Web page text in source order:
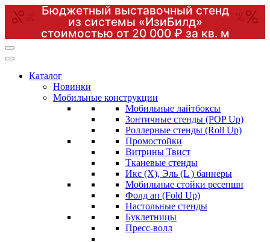
Бюджетный выставочный стенд
из системы «ИзиБилд»
стоимостью от 20 000 ₽ за кв. м
Перейти
к
(нажмитеКаталог
Новинки
Мобильные конструкции
Мобильные лайтбоксы
Зонтичные стенды (POP Up)
Роллерные стенды (Roll Up)
Промостойки
Витрины Твист
Тканевые стенды
Икс (X), Эль (L ) баннеры
Мобильные стойки ресепшн
Фолд ап (Fold Up)
Настольные стенды
Буклетницы
Пресс-волл